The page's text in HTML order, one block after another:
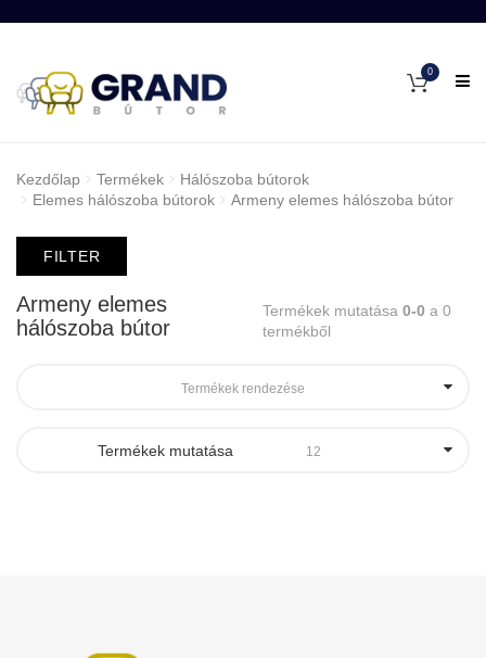
0
Kezdőlap Termékek
Hálószoba bútorok
Elemes hálószoba bútorok
Armeny elemes hálószoba bútor
FILTER
Armeny elemes
hálószoba bútor
Termékek mutatása0-0a 0
termékből
Termékek rendezése
Termékek mutatása 12